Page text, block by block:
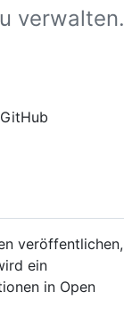
verwalten.
veröffentlichen,
ein
in Open